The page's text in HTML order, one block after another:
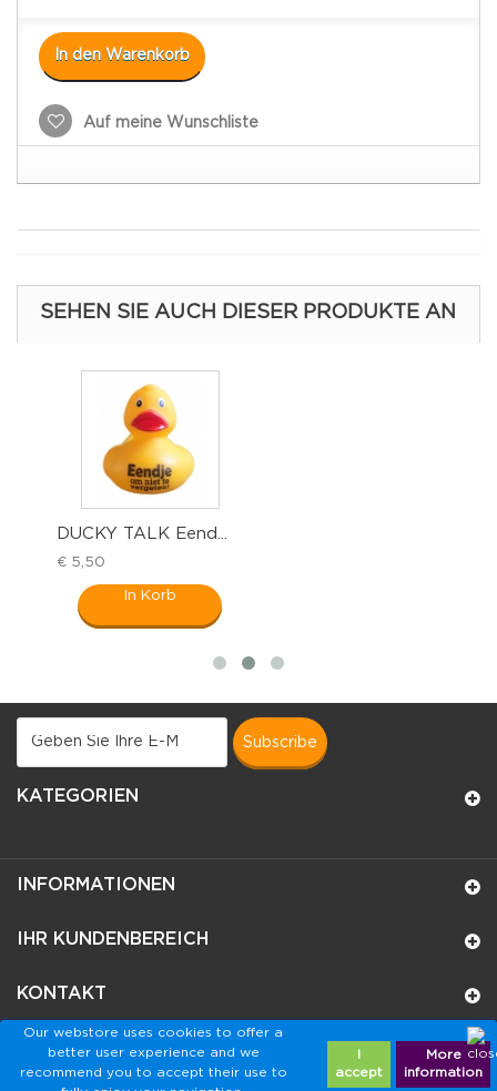
Our webstore uses cookies to offer a
better user experience and we
recommend you to accept their use to
accept
More
information
In den Warenkorb
Auf meine Wunschliste
SEHEN SIE AUCH DIESER PRODUKTE AN
DUCKY TALK Eend...
€ 5,50
In Korb
subscribe
KATEGORIEN
INFORMATIONEN
IHR KUNDENBEREICH
KONTAKT